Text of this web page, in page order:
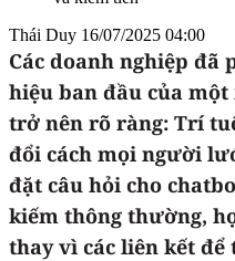
Thái Duy 16/07/2025 04:00
Các doanh nghiệp đã
hiệu ban đầu của
trở nên rõ ràng: Trí
đổi cách mọi người
đặt câu hỏi cho
kiếm thông thường,
thay vì các liên kết để